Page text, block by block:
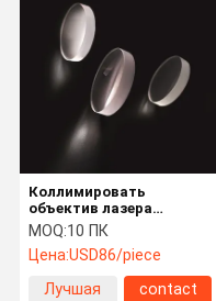
Коллимировать
объектив лазера
ФЛ100/120 1064нм АР
41.5*8.5мм фокусируя
MOQ:10 ПК
Цена:USD86/piece
Лучшая
contact